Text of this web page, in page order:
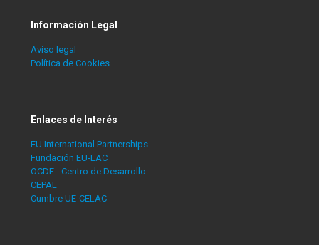
Información Legal
Aviso legal
Política de Cookies
Enlaces de Interés
EU International Partnerships
Fundación EU-LAC
OCDE - Centro de Desarrollo
CEPAL
Cumbre UE-CELAC